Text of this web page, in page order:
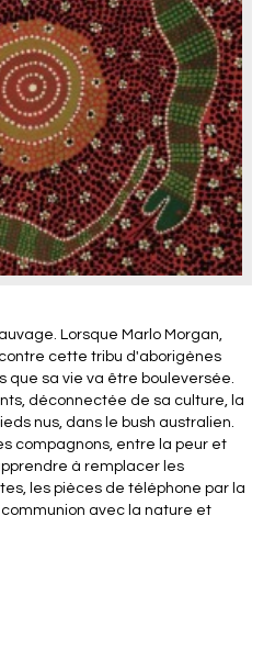
Lorsque Marlo Morgan,
cette tribu d'aborigènes
que sa vie va être bouleversée.
déconnectée de sa culture, la
nus, dans le bush australien.
compagnons, entre la peur et
à remplacer les
les pièces de téléphone par la
avec la nature et